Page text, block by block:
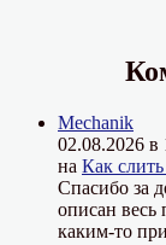
Mechanik
02.08.2026 в
на Как
Спасибо за
описан весь
каким-то